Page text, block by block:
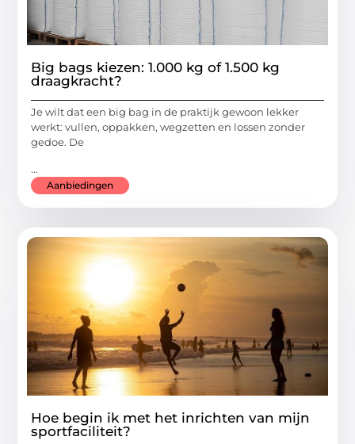
Big bags kiezen: 1.000 kg of 1.500 kg
draagkracht?
Je wilt dat een big bag in de praktijk gewoon lekker
werkt: vullen, oppakken, wegzetten en lossen zonder
gedoe. De
...
Aanbiedingen
Hoe begin ik met het inrichten van mijn
sportfaciliteit?